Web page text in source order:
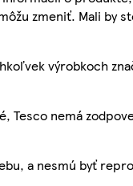
zmeniť. Mali
výrobkoch
Tesco nemá
a nesmú byť